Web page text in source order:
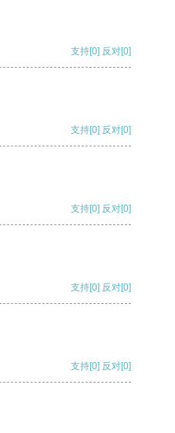
支持[0] 反对[0]
支持[0] 反对[0]
支持[0] 反对[0]
支持[0] 反对[0]
支持[0] 反对[0]